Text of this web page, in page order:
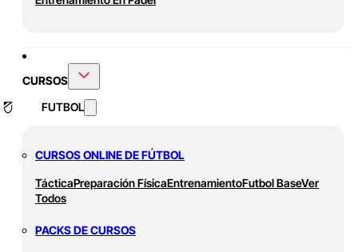
CURSOS
FUTBOL
CURSOS ONLINE DE FÚTBOL
TácticaPreparación FísicaEntrenamientoFutbol BaseVer
Todos
PACKS DE CURSOS